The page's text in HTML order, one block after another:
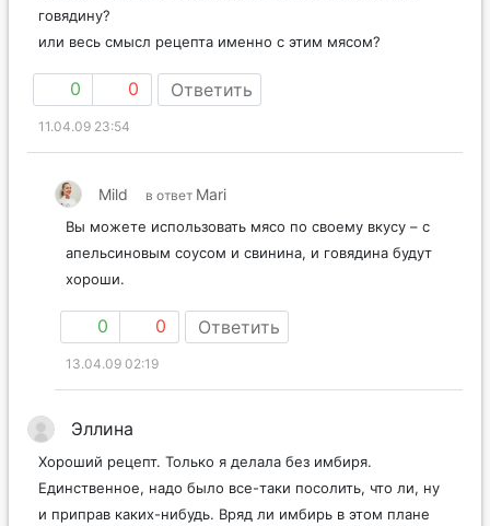
говядину?
или весь смысл рецепта именно с этим мясом?
0 0 Ответить
11.04.09 23:54
Mild в ответ Mari
Вы можете использовать мясо по своему вкусу – с
апельсиновым соусом и свинина, и говядина будут
хороши.
0 0 Ответить
13.04.09 02:19
Эллина
Хороший рецепт. Только я делала без имбиря.
Единственное, надо было все-таки посолить, что ли, ну
и приправ каких-нибудь. Вряд ли имбирь в этом плане